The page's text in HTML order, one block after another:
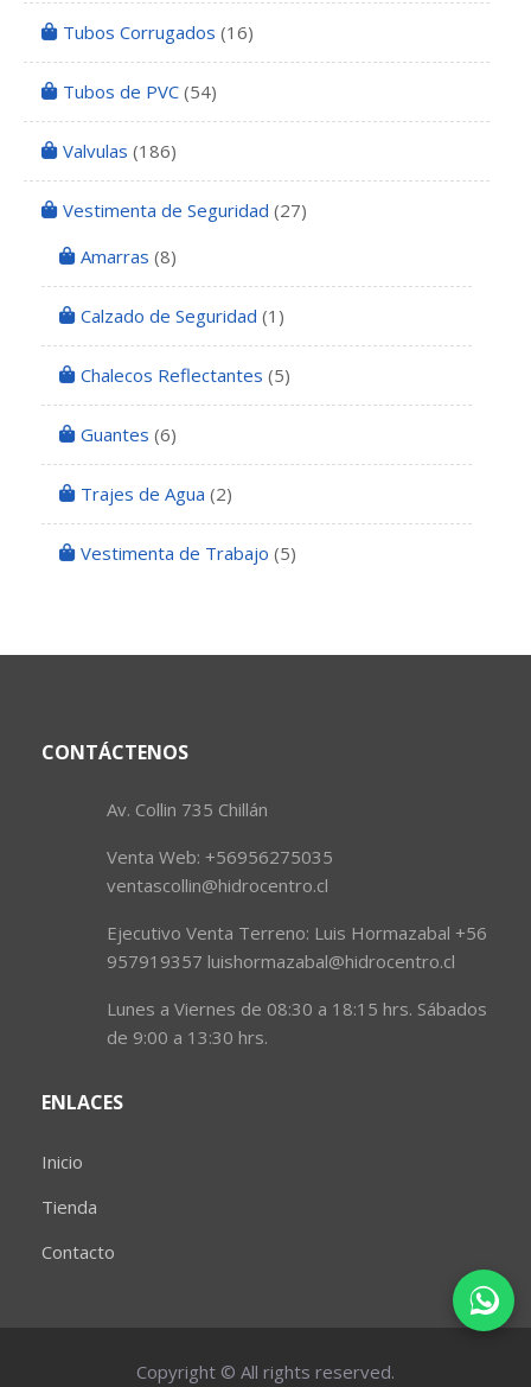
Tubos Corrugados (16)
Tubos de PVC (54)
Valvulas (186)
Vestimenta de Seguridad (27)
Amarras (8)
Calzado de Seguridad (1)
Chalecos Reflectantes (5)
Guantes (6)
Trajes de Agua (2)
Vestimenta de Trabajo (5)
CONTÁCTENOS
Av. Collin 735 Chillán
Venta Web: +56956275035
ventascollin@hidrocentro.cl
Ejecutivo Venta Terreno: Luis Hormazabal +56
957919357 luishormazabal@hidrocentro.cl
Lunes a Viernes de 08:30 a 18:15 hrs. Sábados
de 9:00 a 13:30 hrs.
ENLACES
Inicio
Tienda
Contacto
Copyright © All rights reserved.